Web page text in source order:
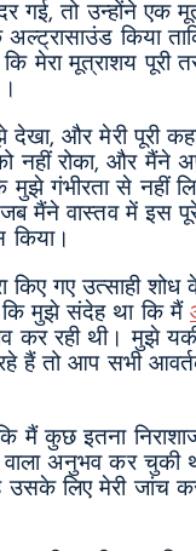
गई, तो उन्होंने एक
किया
मेरा मूत्राशय पूरी
देखा, और मेरी पूरी
नहीं रोका, और मैंने
मुझे गंभीरता से नहीं
जब मैंने वास्तव में इस
किया।
किए गए उत्साही
कि मुझे संदेह था कि मैं
कर रही थी। मुझे
हैं तो आप सभी
मैं कुछ इतना
अनुभव कर चुकी
उसके लिए मेरी जांच